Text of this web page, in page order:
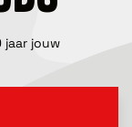
jaar jouw